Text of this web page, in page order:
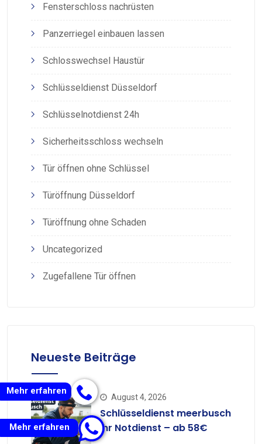
Fensterschloss nachrüsten
Panzerriegel einbauen lassen
Schlosswechsel Haustür
Schlüsseldienst Düsseldorf
Schlüsselnotdienst 24h
Sicherheitsschloss wechseln
Tür öffnen ohne Schlüssel
Türöffnung Düsseldorf
Türöffnung ohne Schaden
Uncategorized
Zugefallene Tür öffnen
Neueste Beiträge
August 4, 2026
Schlüsseldienst meerbusch
Ihr Notdienst – ab 58€
Mehr erfahren
Mehr erfahren